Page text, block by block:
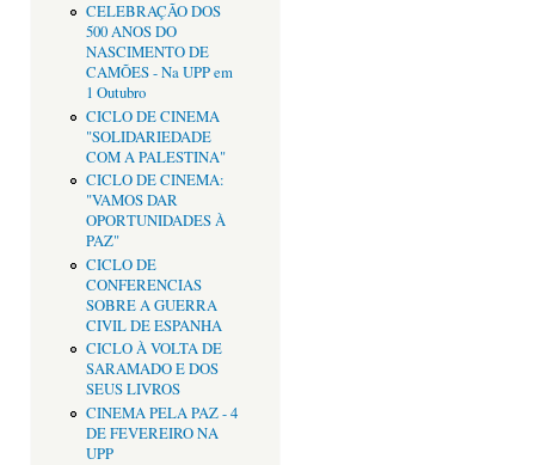
CELEBRAÇÃO DOS
500 ANOS DO
NASCIMENTO DE
CAMÕES - Na UPP em
1 Outubro
CICLO DE CINEMA
"SOLIDARIEDADE
COM A PALESTINA"
CICLO DE CINEMA:
"VAMOS DAR
OPORTUNIDADES À
PAZ"
CICLO DE
CONFERENCIAS
SOBRE A GUERRA
CIVIL DE ESPANHA
CICLO À VOLTA DE
SARAMADO E DOS
SEUS LIVROS
CINEMA PELA PAZ - 4
DE FEVEREIRO NA
UPP